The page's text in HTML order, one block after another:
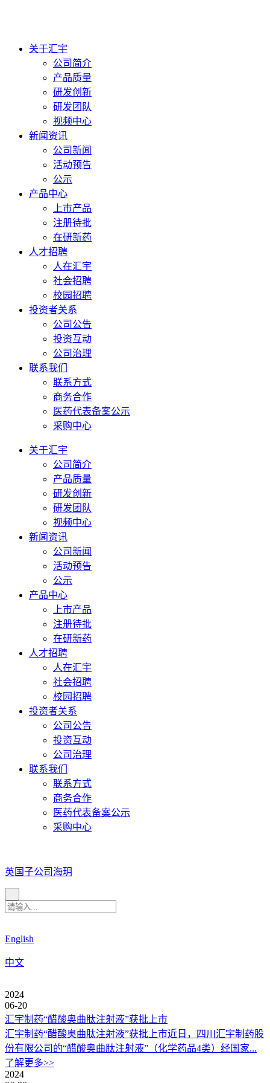
关于汇宇
公司简介
产品质量
研发创新
研发团队
视频中心
新闻资讯
公司新闻
活动预告
公示
产品中心
上市产品
注册待批
在研新药
人才招聘
人在汇宇
社会招聘
校园招聘
投资者关系
公司公告
投资互动
公司治理
联系我们
联系方式
商务合作
医药代表备案公示
采购中心
关于汇宇
公司简介
产品质量
研发创新
研发团队
视频中心
新闻资讯
公司新闻
活动预告
公示
产品中心
上市产品
注册待批
在研新药
人才招聘
人在汇宇
社会招聘
校园招聘
投资者关系
公司公告
投资互动
公司治理
联系我们
联系方式
商务合作
医药代表备案公示
采购中心
英国子公司海玥
English
中文
2024
06-20
汇宇制药“醋酸奥曲肽注射液”获批上市
汇宇制药“醋酸奥曲肽注射液”获批上市近日，四川汇宇制药股
份有限公司的“醋酸奥曲肽注射液”（化学药品4类）经国家...
了解更多>>
2024